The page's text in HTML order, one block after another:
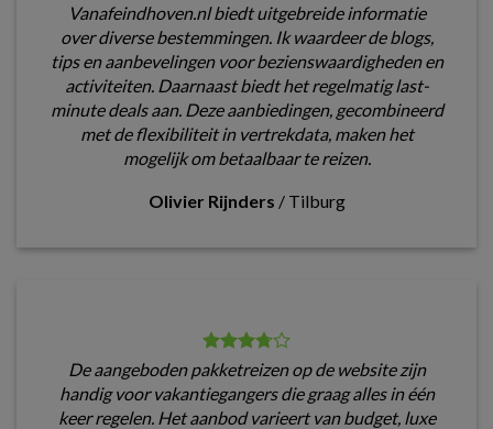
Vanafeindhoven.nl biedt uitgebreide informatie
over diverse bestemmingen. Ik waardeer de blogs,
tips en aanbevelingen voor bezienswaardigheden en
activiteiten. Daarnaast biedt het regelmatig last-
minute deals aan. Deze aanbiedingen, gecombineerd
met de flexibiliteit in vertrekdata, maken het
mogelijk om betaalbaar te reizen.
Olivier Rijnders / Tilburg
De aangeboden pakketreizen op de website zijn
handig voor vakantiegangers die graag alles in één
keer regelen. Het aanbod varieert van budget, luxe